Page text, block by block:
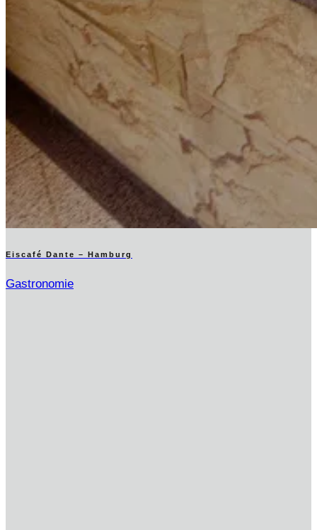
Eiscafé Dante – Hamburg
Gastronomie